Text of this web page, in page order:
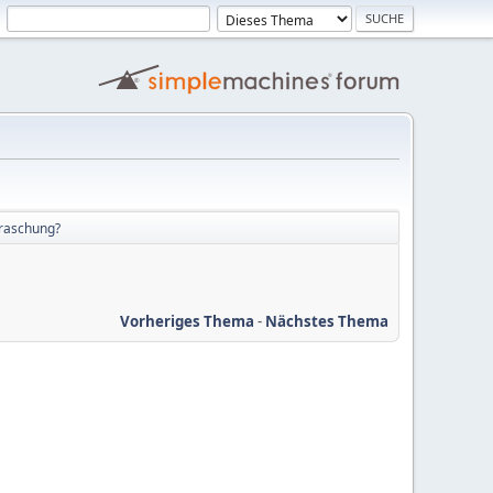
Vorheriges Thema - Nächstes Thema